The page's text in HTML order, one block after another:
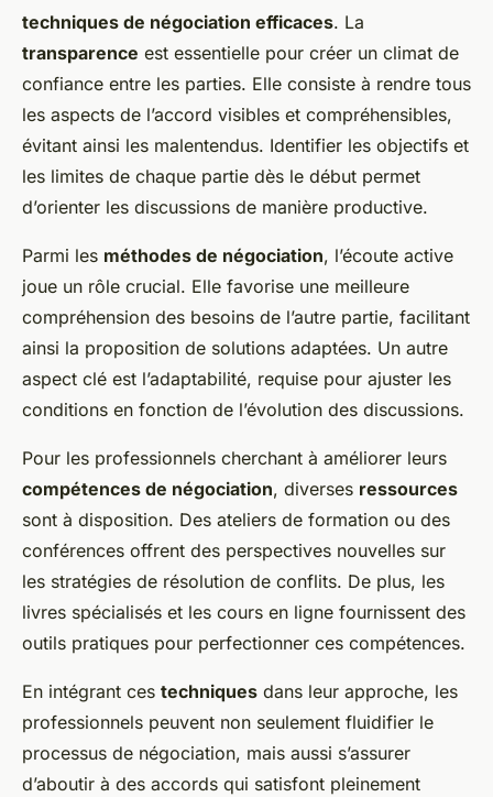
techniques de négociation efficaces. La
transparence est essentielle pour créer un climat de
confiance entre les parties. Elle consiste à rendre tous
les aspects de l’accord visibles et compréhensibles,
évitant ainsi les malentendus. Identifier les objectifs et
les limites de chaque partie dès le début permet
d’orienter les discussions de manière productive.
Parmi les méthodes de négociation, l’écoute active
joue un rôle crucial. Elle favorise une meilleure
compréhension des besoins de l’autre partie, facilitant
ainsi la proposition de solutions adaptées. Un autre
aspect clé est l’adaptabilité, requise pour ajuster les
conditions en fonction de l’évolution des discussions.
Pour les professionnels cherchant à améliorer leurs
compétences de négociation, diverses ressources
sont à disposition. Des ateliers de formation ou des
conférences offrent des perspectives nouvelles sur
les stratégies de résolution de conflits. De plus, les
livres spécialisés et les cours en ligne fournissent des
outils pratiques pour perfectionner ces compétences.
En intégrant ces techniques dans leur approche, les
professionnels peuvent non seulement fluidifier le
processus de négociation, mais aussi s’assurer
d’aboutir à des accords qui satisfont pleinement